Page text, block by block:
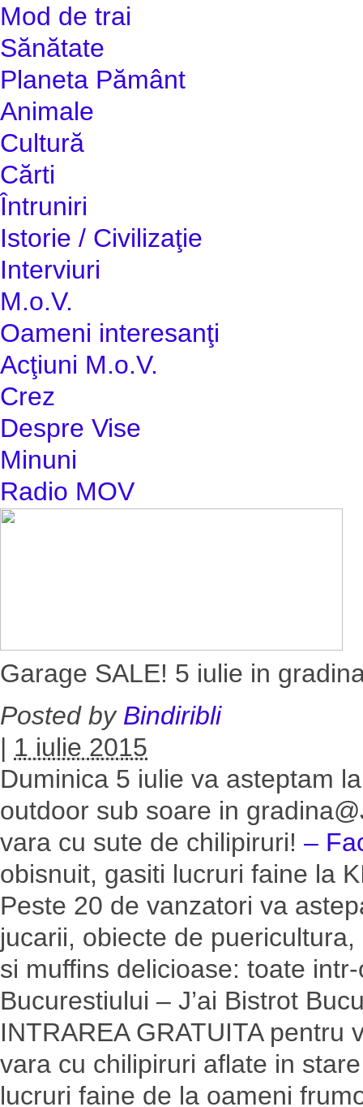
Mod de trai
Sănătate
Planeta Pământ
Animale
Cultură
Cărti
Întruniri
Istorie / Civilizaţie
Interviuri
M.o.V.
Oameni interesanţi
Acţiuni M.o.V.
Crez
Despre Vise
Minuni
Radio MOV
Garage SALE! 5 iulie in
Posted by Bindiribli
| 1 iulie 2015
Duminica 5 iulie va asteptam
outdoor sub soare in
vara cu sute de chilipiruri! –
obisnuit, gasiti lucruri faine la
Peste 20 de vanzatori va
jucarii, obiecte de
si muffins delicioase: toate
Bucurestiului – J’ai Bistrot
INTRAREA GRATUITA
vara cu chilipiruri aflate in
lucruri faine de la oameni